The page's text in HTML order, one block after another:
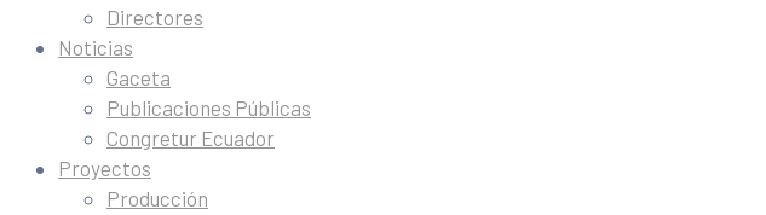
Directores
Noticias
Gaceta
Publicaciones Públicas
Congretur Ecuador
Proyectos
Producción